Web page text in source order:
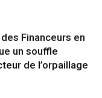
Financeurs en
un souffle
de l’orpaillage